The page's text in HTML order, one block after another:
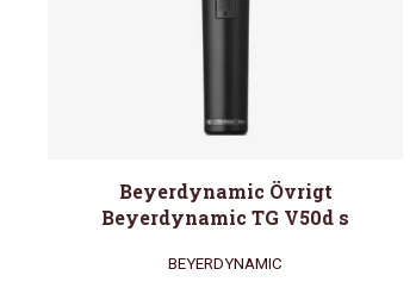
Beyerdynamic Övrigt
Beyerdynamic TG V50d s
BEYERDYNAMIC